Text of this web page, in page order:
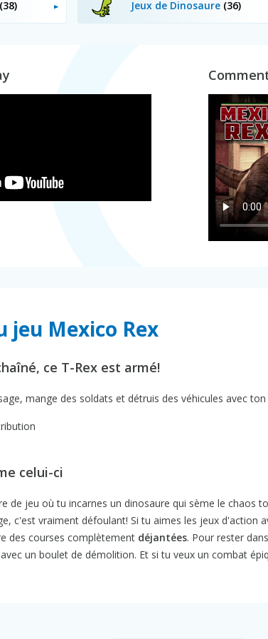
(38) Jeux de Dinosaure (36)
jeu Mexico Rex
ce T-Rex est armé!
mange des soldats et détruis des véhicules avec
celui-ci
de jeu où tu incarnes un dinosaure qui sème le chaos
c'est vraiment défoulant! Si tu aimes les jeux d'action
des courses complètement déjantées. Pour rester
un boulet de démolition. Et si tu veux un combat